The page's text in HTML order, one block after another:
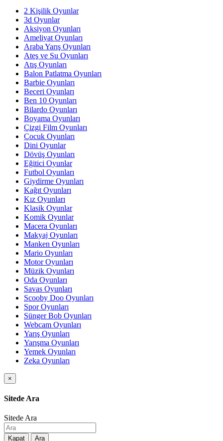
2 Kişilik Oyunlar
3d Oyunlar
Aksiyon Oyunları
Ameliyat Oyunları
Araba Yarış Oyunları
Ateş ve Su Oyunları
Atış Oyunları
Balon Patlatma Oyunları
Barbie Oyunları
Beceri Oyunları
Ben 10 Oyunları
Bilardo Oyunları
Boyama Oyunları
Çizgi Film Oyunları
Çocuk Oyunları
Dini Oyunlar
Dövüş Oyunları
Eğitici Oyunlar
Futbol Oyunları
Giydirme Oyunları
Kağıt Oyunları
Kız Oyunları
Klasik Oyunlar
Komik Oyunlar
Macera Oyunları
Makyaj Oyunları
Manken Oyunları
Mario Oyunları
Motor Oyunları
Müzik Oyunları
Oda Oyunları
Savas Oyunları
Scooby Doo Oyunları
Spor Oyunları
Sünger Bob Oyunları
Webcam Oyunları
Yarış Oyunları
Yarışma Oyunları
Yemek Oyunları
Zeka Oyunları
×
Sitede Ara
Sitede Ara
Kapat Ara